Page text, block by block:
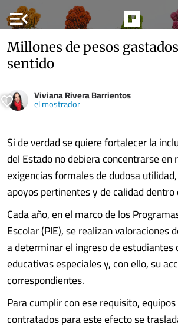
menu_open
Millones de pesos
sentido
Viviana Rivera Barrientos
el mostrador
Si de verdad se quiere fortalecer la
del Estado no debiera concentrarse en
exigencias formales de dudosa
apoyos pertinentes y de calidad dentro
Cada año, en el marco de los
Escolar (PIE), se realizan valoraciones
a determinar el ingreso de estudiantes
educativas especiales y, con ello, su
correspondientes.
Para cumplir con ese requisito,
contratados para este efecto se